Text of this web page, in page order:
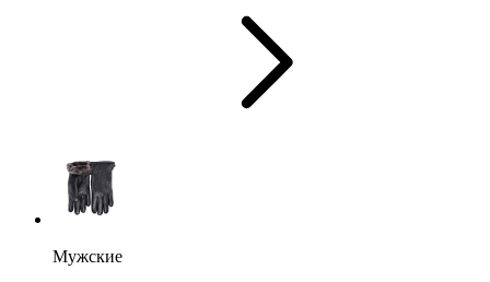
Мужские